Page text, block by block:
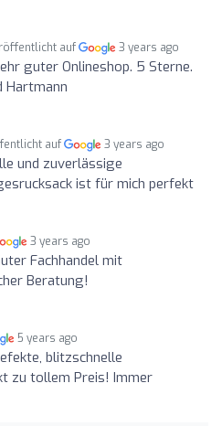
auf 3 years ago
guter Onlineshop. 5 Sterne.
Hartmann
auf 3 years ago
und zuverlässige
ist für mich perfekt
3 years ago
Fachhandel mit
Beratung!
5 years ago
blitzschnelle
zu tollem Preis! Immer